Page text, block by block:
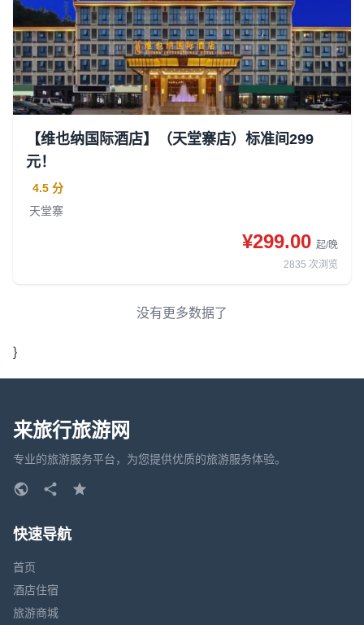
【维也纳国际酒店】（天堂寨店）标准间299
元！
4.5 分
天堂寨
¥299.00 起/晚
2835 次浏览
没有更多数据了
}
来旅行旅游网
专业的旅游服务平台，为您提供优质的旅游服务体验。
快速导航
首页
酒店住宿
旅游商城